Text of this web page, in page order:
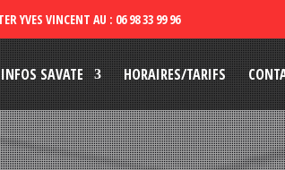
INFOS SAVATE HORAIRES/TARIFS